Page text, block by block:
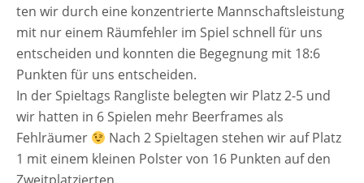
ten wir durch eine kon­zen­trier­te Mannschaftsleistung
mit nur einem Räumfehler im Spiel schnell für uns
ent­schei­den und konn­ten die Begegnung mit 18:6
Punkten für uns entscheiden.
In der Spieltags Rangliste beleg­ten wir Platz 2-5 und
wir hat­ten in 6 Spielen mehr Beerframes als
Fehlräumer
Nach 2 Spieltagen ste­hen wir auf Platz
1 mit einem klei­nen Polster von 16 Punkten auf den